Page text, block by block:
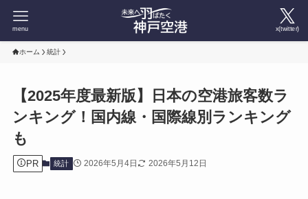
x(twitter)
menu
ホーム 統計
【2025年度最新版】日本の空港旅客数ラ
ンキング！国内線・国際線別ランキング
も
PR 統計 2026年5月4日 2026年5月12日